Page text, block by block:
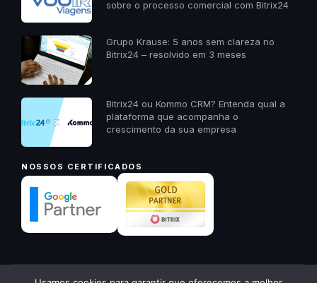
sobre o processo comercial com Bitrix24
Grupo Krause: 5 anos sem clareza no
Bitrix24 – resolvido em 3 meses
Bitrix24 ou Kommo CRM? Entenda qual a
plataforma que acompanha o
crescimento da sua empresa
NOSSOS CERTIFICADOS
✕